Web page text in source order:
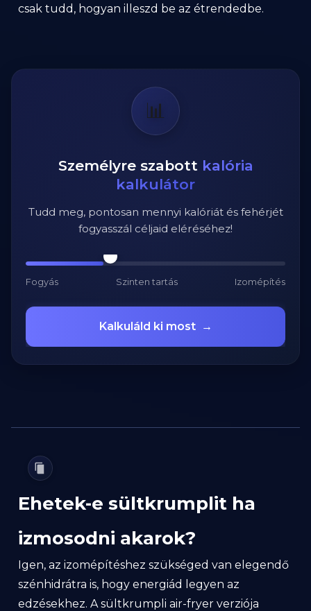
csak tudd, hogyan illeszd be az étrendedbe.
📊
Személyre szabott kalória
kalkulátor
Tudd meg, pontosan mennyi kalóriát és fehérjét
fogyasszál céljaid eléréséhez!
Fogyás Szinten tartás Izomépítés
Kalkuláld ki most →
Ehetek-e sültkrumplit ha
izmosodni akarok?
Igen, az izomépítéshez szükséged van elegendő
szénhidrátra is, hogy energiád legyen az
edzésekhez. A sültkrumpli air-fryer verziója